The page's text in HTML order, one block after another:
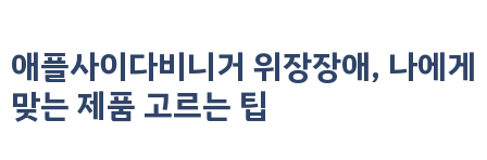
애플사이다비니거 위장장애, 나에게
맞는 제품 고르는 팁